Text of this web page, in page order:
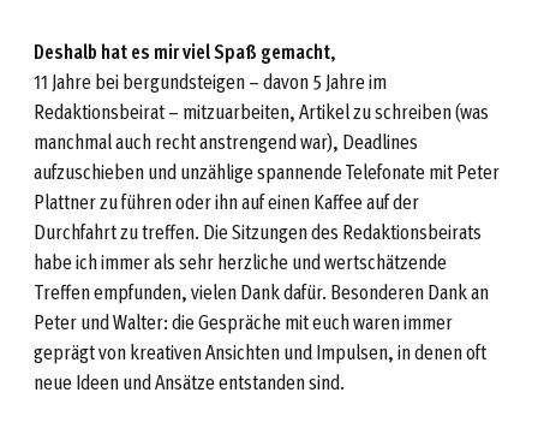
Deshalb hat es mir viel Spaß gemacht,
11 Jahre bei bergundsteigen – davon 5 Jahre im
Redaktionsbeirat – mitzuarbeiten, Artikel zu schreiben (was
manchmal auch recht anstrengend war), Deadlines
aufzuschieben und unzählige spannende Telefonate mit Peter
Plattner zu führen oder ihn auf einen Kaffee auf der
Durchfahrt zu treffen. Die Sitzungen des Redaktionsbeirats
habe ich immer als sehr herzliche und wertschätzende
Treffen empfunden, vielen Dank dafür. Besonderen Dank an
Peter und Walter: die Gespräche mit euch waren immer
geprägt von kreativen Ansichten und Impulsen, in denen oft
neue Ideen und Ansätze entstanden sind.